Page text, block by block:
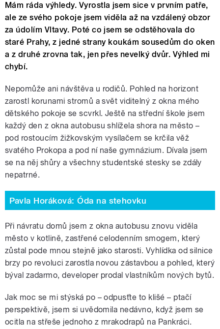
Mám ráda výhledy. Vyrostla jsem sice v prvním patře,
ale ze svého pokoje jsem viděla až na vzdálený obzor
za údolím Vltavy. Poté co jsem se odstěhovala do
staré Prahy, z jedné strany koukám sousedům do oken
a z druhé zrovna tak, jen přes nevelký dvůr. Výhled mi
chybí.
Nepomůže ani návštěva u rodičů. Pohled na horizont
zarostl korunami stromů a svět viditelný z okna mého
dětského pokoje se scvrkl. Ještě na střední škole jsem
každý den z okna autobusu shlížela shora na město –
pod rostoucím žižkovským vysílačem se krčila věž
svatého Prokopa a pod ní naše gymnázium. Dívala jsem
se na něj shůry a všechny studentské stesky se zdály
nepatrné.
Pavla Horáková: Óda na stehovku
Při návratu domů jsem z okna autobusu znovu viděla
město v kotlině, zastřené celodenním smogem, který
zůstal pode mnou stejně jako starosti. Vyhlídka od silnice
brzy po revoluci zarostla novou zástavbou a pohled, který
býval zadarmo, developer prodal vlastníkům nových bytů.
Jak moc se mi stýská po – odpusťte to klišé – ptačí
perspektivě, jsem si uvědomila nedávno, když jsem se
ocitla na střeše jednoho z mrakodrapů na Pankráci.